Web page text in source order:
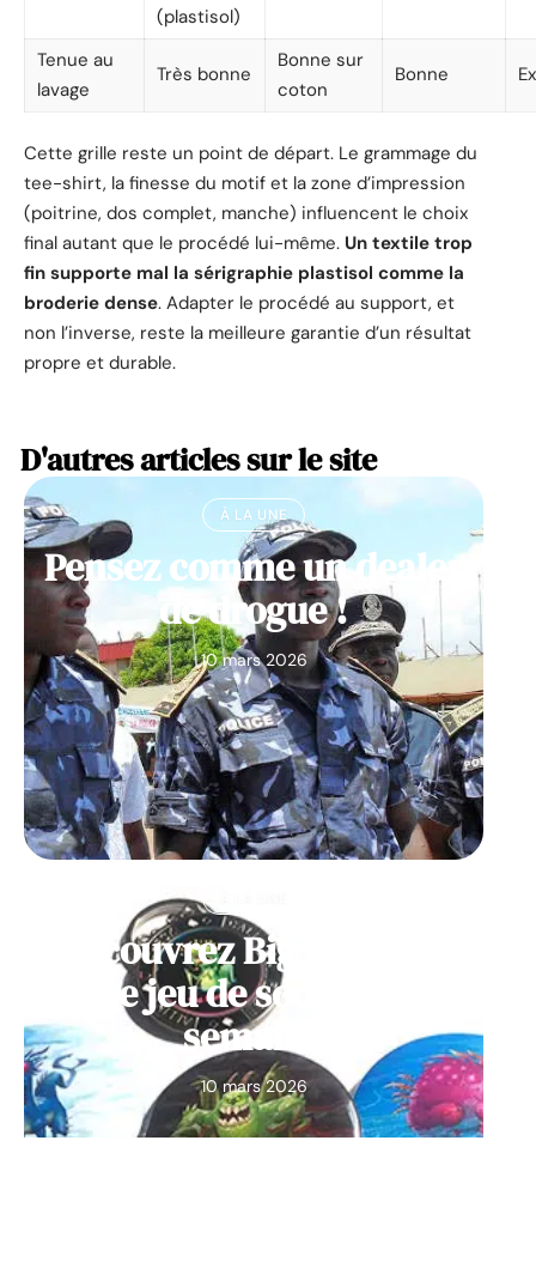
(plastisol)
Tenue au
lavage
Très bonne
Bonne sur
coton
Bonne
Cette grille reste un point de départ. Le grammage du
tee-shirt, la finesse du motif et la zone d’impression
(poitrine, dos complet, manche) influencent le choix
final autant que le procédé lui-même. Un textile trop
fin supporte mal la sérigraphie plastisol comme la
broderie dense. Adapter le procédé au support, et
non l’inverse, reste la meilleure garantie d’un résultat
propre et durable.
D'autres articles sur le site
À LA UNE
Pensez comme un dealer
de drogue !
10 mars 2026
Découvrez Big Monster,
notre jeu de société de la
semaine
10 mars 2026